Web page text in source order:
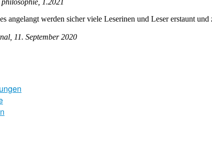
angelangt werden sicher viele Leserinen und Leser erstaunt
11. September 2020